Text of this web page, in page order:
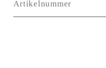
Artikelnummer